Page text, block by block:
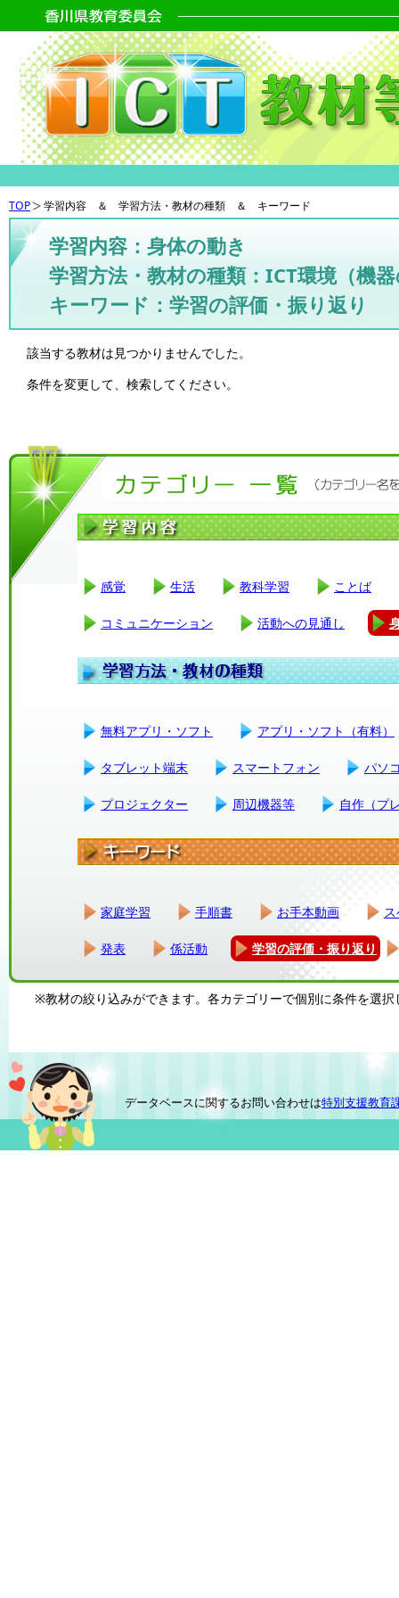
TOP 学習内容 ＆ 学習方法・教材の種類 ＆ キーワード
学習内容：身体の動き
学習方法・教材の種類：ICT環境（機
キーワード：学習の評価・振り返り
該当する教材は見つかりませんでした。
条件を変更して、検索してください。
感覚 生活 教科学習 ことば
コミュニケーション 活動への見通し
無料アプリ・ソフト アプリ・ソフト（有料）
タブレット端末 スマートフォン パソ
プロジェクター 周辺機器等 自作（プ
家庭学習 手順書 お手本動画
発表 係活動 学習の評価・振り返り
※教材の絞り込みができます。各カテゴリーで個別に条件を選択
データベースに関するお問い合わせは特別支援教育